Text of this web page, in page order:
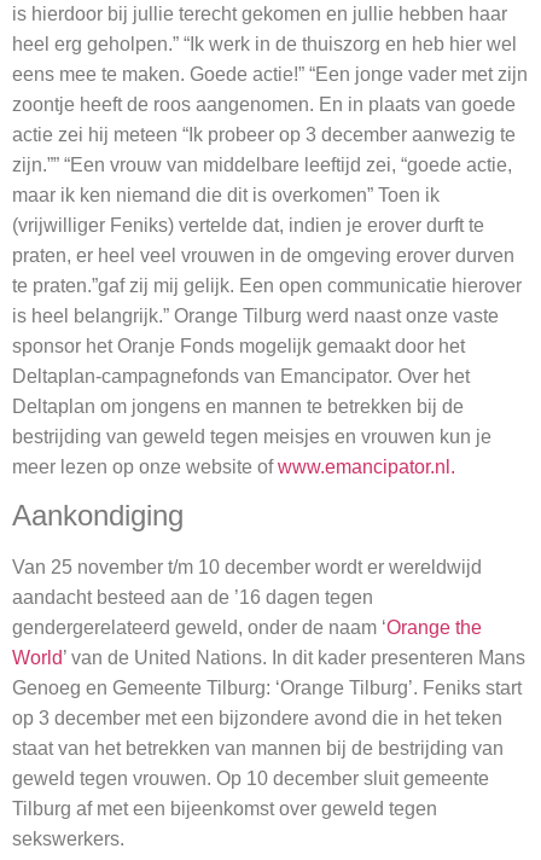
is hierdoor bij jullie terecht gekomen en jullie hebben haar
heel erg geholpen.” “Ik werk in de thuiszorg en heb hier wel
eens mee te maken. Goede actie!” “Een jonge vader met zijn
zoontje heeft de roos aangenomen. En in plaats van goede
actie zei hij meteen “Ik probeer op 3 december aanwezig te
zijn.”” “Een vrouw van middelbare leeftijd zei, “goede actie,
maar ik ken niemand die dit is overkomen” Toen ik
(vrijwilliger Feniks) vertelde dat, indien je erover durft te
praten, er heel veel vrouwen in de omgeving erover durven
te praten.”gaf zij mij gelijk. Een open communicatie hierover
is heel belangrijk.” Orange Tilburg werd naast onze vaste
sponsor het Oranje Fonds mogelijk gemaakt door het
Deltaplan-campagnefonds van Emancipator. Over het
Deltaplan om jongens en mannen te betrekken bij de
bestrijding van geweld tegen meisjes en vrouwen kun je
meer lezen op onze website ofwww.emancipator.nl.
Aankondiging
Van 25 november t/m 10 december wordt er wereldwijd
aandacht besteed aan de ’16 dagen tegen
gendergerelateerd geweld, onder de naam ‘Orange the
World’ van de United Nations. In dit kader presenteren Mans
Genoeg en Gemeente Tilburg: ‘Orange Tilburg’. Feniks start
op 3 december met een bijzondere avond die in het teken
staat van het betrekken van mannen bij de bestrijding van
geweld tegen vrouwen. Op 10 december sluit gemeente
Tilburg af met een bijeenkomst over geweld tegen
sekswerkers.